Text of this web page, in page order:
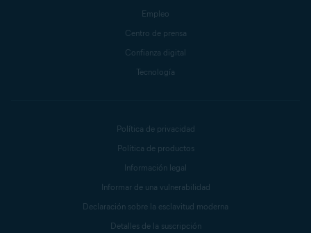
Empleo
Centro de prensa
Confianza digital
Tecnología
Política de privacidad
Política de productos
Información legal
Informar de una vulnerabilidad
Declaración sobre la esclavitud moderna
Detalles de la suscripción